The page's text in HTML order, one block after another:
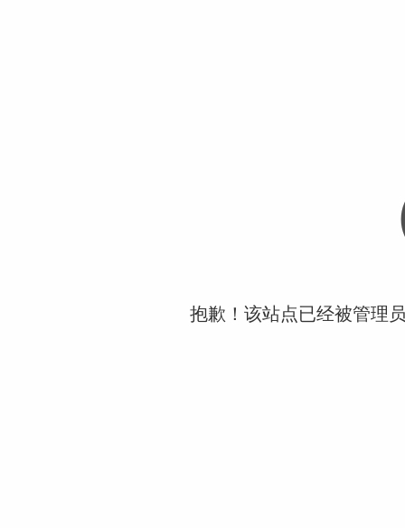
抱歉！该站点已经被管理